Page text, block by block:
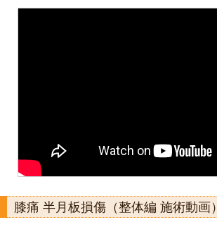
膝痛 半月板損傷（整体編 施術動画）